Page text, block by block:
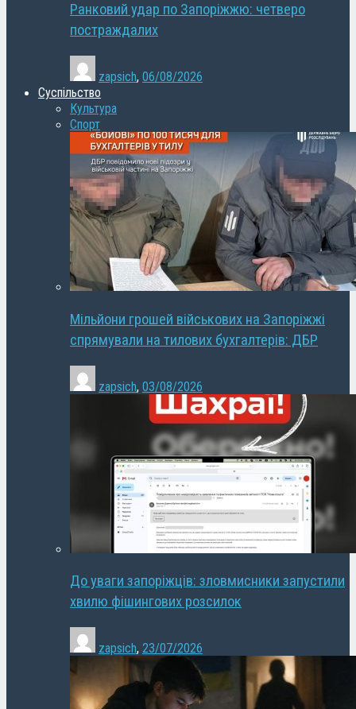
Ранковий удар по Запоріжжю: четверо
постраждалих
zapsich, 06/08/2026
Суспільство
Культура
Спорт
Мільйони грошей військових на Запоріжжі
спрямували на тилових бухгалтерів: ДБР
zapsich, 03/08/2026
До уваги запоріжців: зловмисники запустили
хвилю фішингових розсилок
zapsich, 23/07/2026